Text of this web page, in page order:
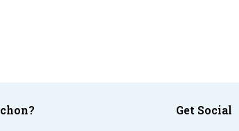
Get Social